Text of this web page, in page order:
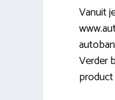
Vanuit
Verder